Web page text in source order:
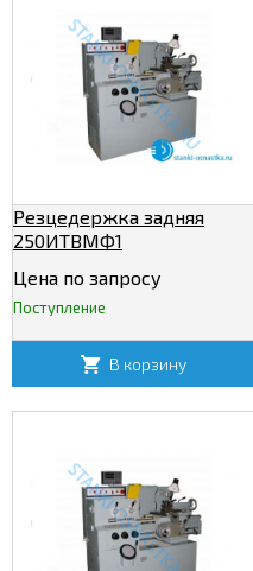
Резцедержка задняя
250ИТВМФ1
Цена по запросу
Поступление
В корзину